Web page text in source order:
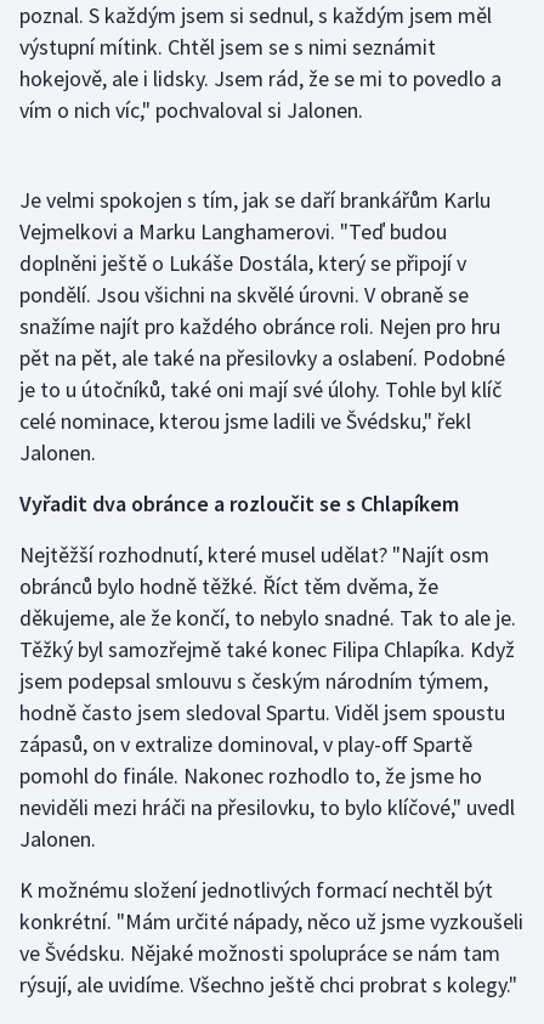
Parasport
Plavání
Ragby
Rychlobruslení
Rychlostní kanoistika
Short track
Sportovní střelba
Stolní tenis
Triatlon
Veslování
Vodní slalom
Volejbal
Ostatní
poznal. S každým jsem si sednul, s každým jsem měl
výstupní mítink. Chtěl jsem se s nimi seznámit
hokejově, ale i lidsky. Jsem rád, že se mi to povedlo a
vím o nich víc," pochvaloval si Jalonen.
Je velmi spokojen s tím, jak se daří brankářům Karlu
Vejmelkovi a Marku Langhamerovi. "Teď budou
doplněni ještě o Lukáše Dostála, který se připojí v
pondělí. Jsou všichni na skvělé úrovni. V obraně se
snažíme najít pro každého obránce roli. Nejen pro hru
pět na pět, ale také na přesilovky a oslabení. Podobné
je to u útočníků, také oni mají své úlohy. Tohle byl klíč
celé nominace, kterou jsme ladili ve Švédsku," řekl
Jalonen.
Vyřadit dva obránce a rozloučit se s Chlapíkem
Nejtěžší rozhodnutí, které musel udělat? "Najít osm
obránců bylo hodně těžké. Říct těm dvěma, že
děkujeme, ale že končí, to nebylo snadné. Tak to ale je.
Těžký byl samozřejmě také konec Filipa Chlapíka. Když
jsem podepsal smlouvu s českým národním týmem,
hodně často jsem sledoval Spartu. Viděl jsem spoustu
zápasů, on v extralize dominoval, v play-off Spartě
pomohl do finále. Nakonec rozhodlo to, že jsme ho
neviděli mezi hráči na přesilovku, to bylo klíčové," uvedl
Jalonen.
K možnému složení jednotlivých formací nechtěl být
konkrétní. "Mám určité nápady, něco už jsme vyzkoušeli
ve Švédsku. Nějaké možnosti spolupráce se nám tam
rýsují, ale uvidíme. Všechno ještě chci probrat s kolegy."